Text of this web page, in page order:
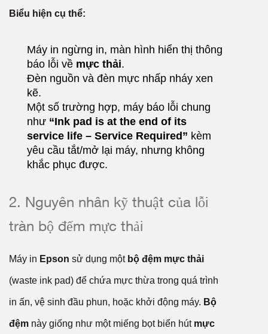
Biểu hiện cụ thể:
Máy in ngừng in, màn hình hiển thị thông
báo lỗi về mực thải.
Đèn nguồn và đèn mực nhấp nháy xen
kẽ.
Một số trường hợp, máy báo lỗi chung
như “Ink pad is at the end of its
service life – Service Required” kèm
yêu cầu tắt/mở lại máy, nhưng không
khắc phục được.
2. Nguyên nhân kỹ thuật của lỗi
tràn bộ đếm mực thải
Máy in Epson sử dụng một bộ đệm mực thải
(waste ink pad) để chứa mực thừa trong quá trình
in ấn, vệ sinh đầu phun, hoặc khởi động máy. Bộ
đệm này giống như một miếng bọt biển hút mực